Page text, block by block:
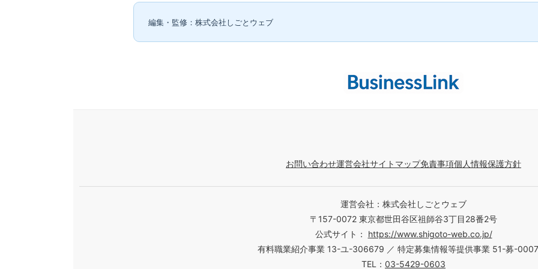
編集・監修：株式会社しごとウェブ
お問い合わせ運営会社サイトマップ免責事項個人情報保護方針
運営会社：株式会社しごとウェブ
〒157-0072 東京都世田谷区祖師谷3丁目28番2号
公式サイト： https://www.shigoto-web.co.jp/
有料職業紹介事業 13-ユ-306679 ／ 特定募集情報等提供事業 51-募-
TEL： 03-5429-0603